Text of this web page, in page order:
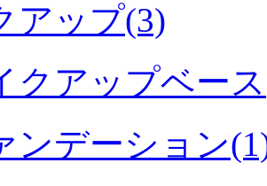
アップ(3)
クアップベー
ンデーション